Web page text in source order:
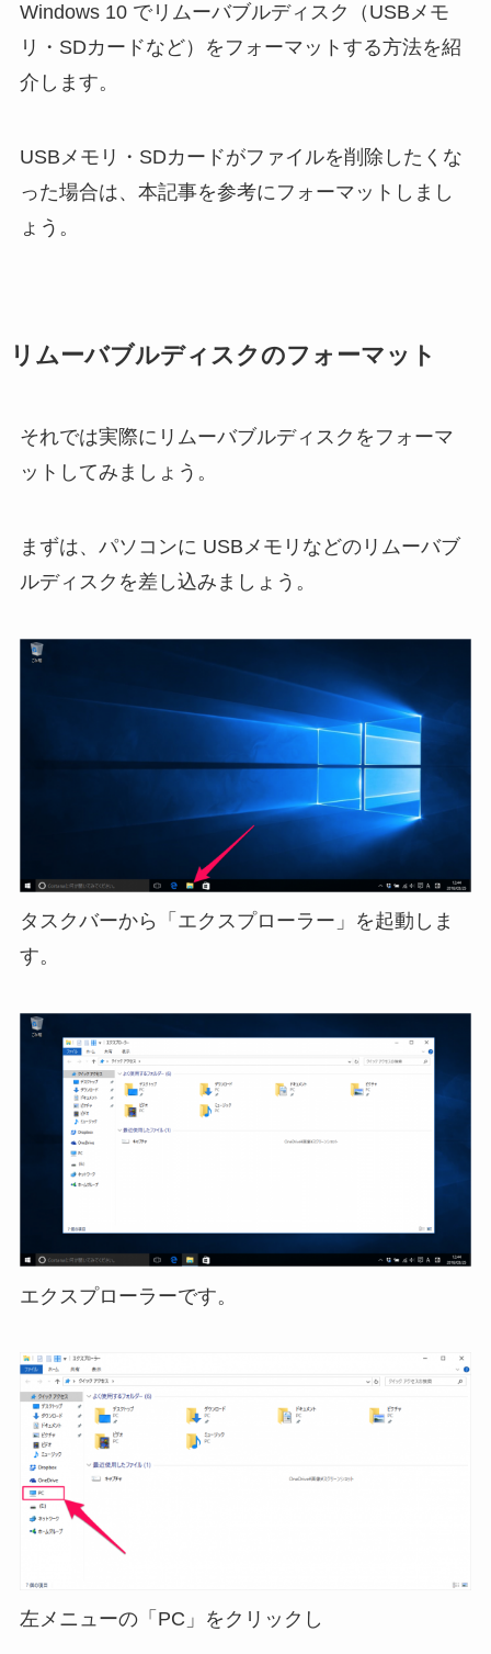
Windows 10 でリムーバブルディスク（USBメモ
リ・SDカードなど）をフォーマットする方法を紹
介します。
USBメモリ・SDカードがファイルを削除したくな
った場合は、本記事を参考にフォーマットしまし
ょう。
リムーバブルディスクのフォーマット
それでは実際にリムーバブルディスクをフォーマ
ットしてみましょう。
まずは、パソコンに USBメモリなどのリムーバブ
ルディスクを差し込みましょう。
タスクバーから「エクスプローラー」を起動しま
す。
エクスプローラーです。
左メニューの「PC」をクリックし